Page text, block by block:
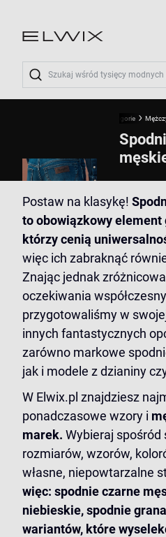
Wyszukaj
Kategorie
Postaw na klasykę!
to obowiązkowy element
którzy cenią
więc ich zabraknąć
Znając jednak
oczekiwania
przygotowaliśmy w
innych fantastycznych
zarówno markowe
jak i modele z dzianiny
W Elwix.pl znajdziesz
ponadczasowe wzory i
marek. Wybieraj
rozmiarów, wzorów,
własne, niepowtarzalne
więc: spodnie czarne
niebieskie,spodnie
wariantów, które